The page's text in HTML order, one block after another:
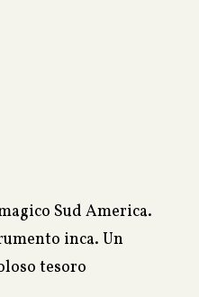
Sud America.
inca. Un
tesoro